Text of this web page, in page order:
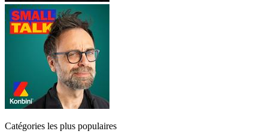
Catégories les plus populaires